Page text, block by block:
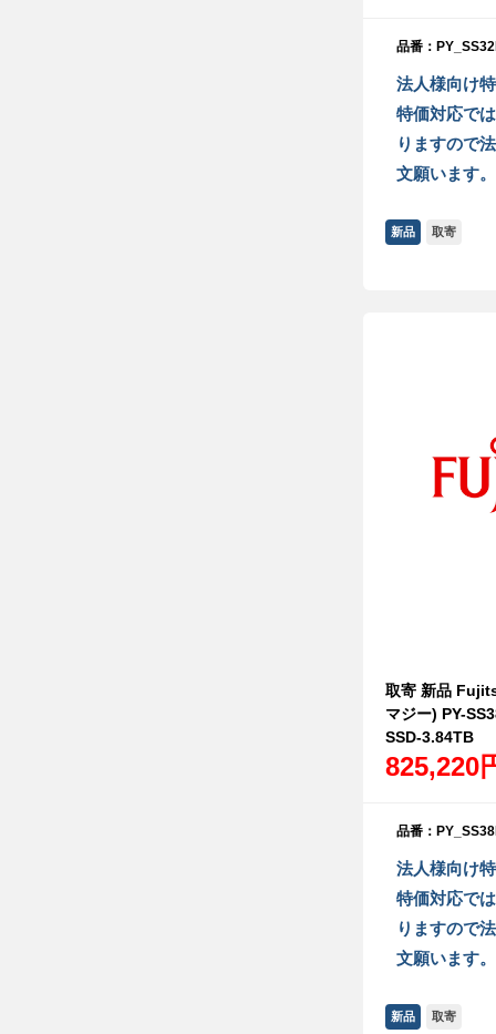
品番：
法人様向け
特価対応で
りますので
文願います。
新品 取寄
取寄 新品
マジー) PY-
SSD-3.84TB
825,220
品番：
法人様向け
特価対応で
りますので
文願います。
新品 取寄